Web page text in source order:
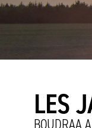
LES
BOUDRAA